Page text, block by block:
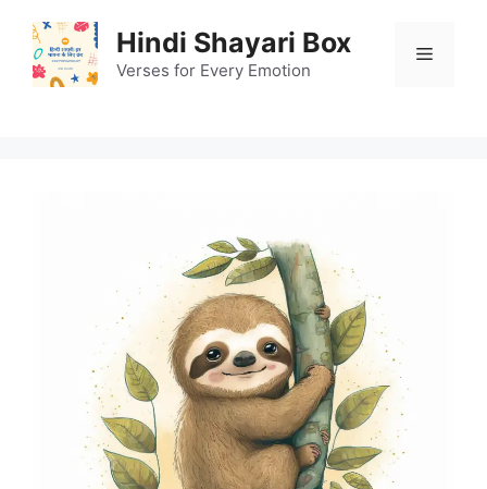
content
Hindi Shayari Box
Verses for Every Emotion
Menu